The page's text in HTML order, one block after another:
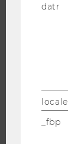
ALUMNI
datr
locale
_fbp